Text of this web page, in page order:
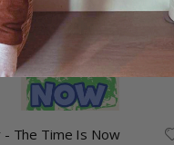
- The Time Is Now